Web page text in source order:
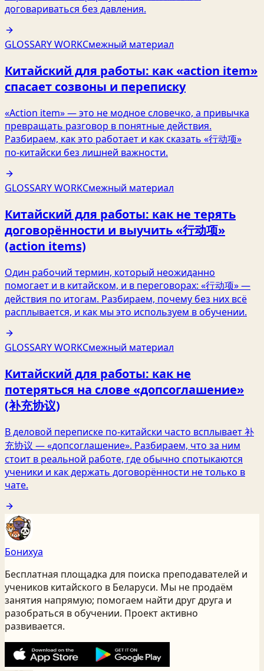
договариваться без давления.
GLOSSARY WORKСмежный материал
Китайский для работы: как «action item»
спасает созвоны и переписку
«Action item» — это не модное словечко, а привычка
превращать разговор в понятные действия.
Разбираем, как это работает и как сказать «行动项»
по‑китайски без лишней важности.
GLOSSARY WORKСмежный материал
Китайский для работы: как не терять
договорённости и выучить «行动项»
(action items)
Один рабочий термин, который неожиданно
помогает и в китайском, и в переговорах: «行动项» —
действия по итогам. Разбираем, почему без них всё
расплывается, и как мы это используем в обучении.
GLOSSARY WORKСмежный материал
Китайский для работы: как не
потеряться на слове «допсоглашение»
(补充协议)
В деловой переписке по-китайски часто всплывает 补
充协议 — «допсоглашение». Разбираем, что за ним
стоит в реальной работе, где обычно спотыкаются
ученики и как держать договорённости не только в
чате.
Бонихуа
Бесплатная площадка для поиска преподавателей и
учеников китайского в Беларуси. Мы не продаём
занятия напрямую; помогаем найти друг друга и
разобраться в обучении. Проект активно
развивается.